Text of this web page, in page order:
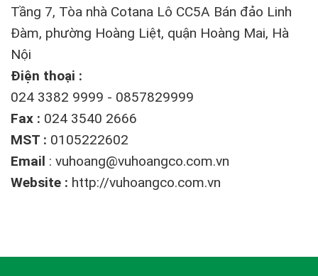
Tầng 7, Tòa nhà Cotana Lô CC5A Bán đảo Linh
Đàm, phường Hoàng Liệt, quận Hoàng Mai, Hà
Nội
Điện thoại :
024 3382 9999 - 0857829999
Fax : 024 3540 2666
MST : 0105222602
Email : vuhoang@vuhoangco.com.vn
Website : http://vuhoangco.com.vn